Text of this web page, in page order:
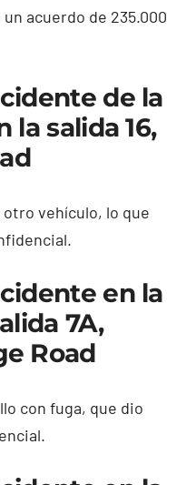
acuerdo de 235.000
de la
la salida 16,
vehículo, lo que
en la
7A,
Road
con fuga, que dio